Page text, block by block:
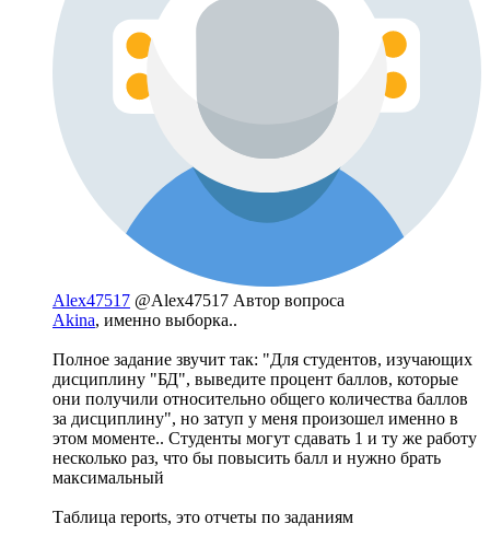
Alex47517 @Alex47517 Автор вопроса
Akina, именно выборка..
Полное задание звучит так: "Для студентов, изучающих
дисциплину "БД", выведите процент баллов, которые
они получили относительно общего количества баллов
за дисциплину", но затуп у меня произошел именно в
этом моменте.. Студенты могут сдавать 1 и ту же работу
несколько раз, что бы повысить балл и нужно брать
максимальный
Таблица reports, это отчеты по заданиям